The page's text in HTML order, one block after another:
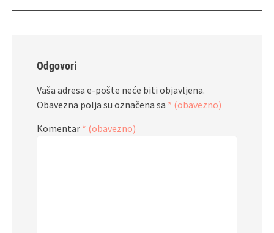
Odgovori
Vaša adresa e-pošte neće biti objavljena.
Obavezna polja su označena sa * (obavezno)
Komentar * (obavezno)